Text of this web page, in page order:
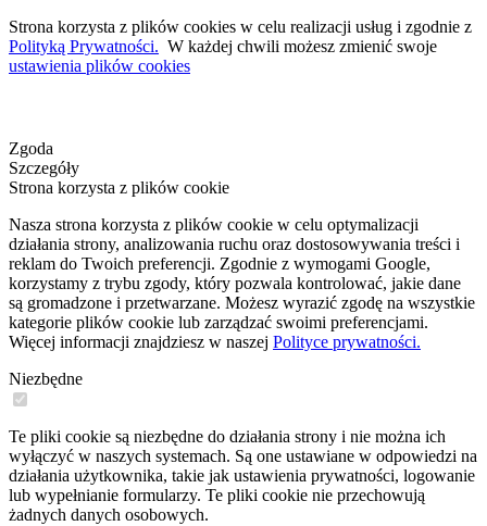
Strona korzysta z plików cookies w celu realizacji usług i zgodnie z
Polityką Prywatności. W każdej chwili możesz zmienić swoje
ustawienia plików cookies
Zgoda
Szczegóły
Strona korzysta z plików cookie
Nasza strona korzysta z plików cookie w celu optymalizacji
działania strony, analizowania ruchu oraz dostosowywania treści i
reklam do Twoich preferencji. Zgodnie z wymogami Google,
korzystamy z trybu zgody, który pozwala kontrolować, jakie dane
są gromadzone i przetwarzane. Możesz wyrazić zgodę na wszystkie
kategorie plików cookie lub zarządzać swoimi preferencjami.
Więcej informacji znajdziesz w naszej Polityce prywatności.
Niezbędne
Te pliki cookie są niezbędne do działania strony i nie można ich
wyłączyć w naszych systemach. Są one ustawiane w odpowiedzi na
działania użytkownika, takie jak ustawienia prywatności, logowanie
lub wypełnianie formularzy. Te pliki cookie nie przechowują
żadnych danych osobowych.